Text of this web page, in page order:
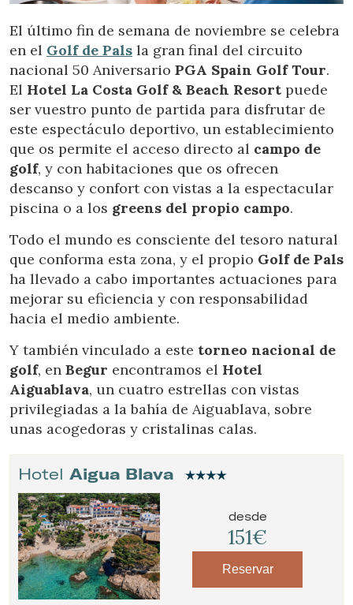
El último fin de semana de noviembre se celebra
en el Golf de Pals la gran final del circuito
nacional 50 Aniversario PGA Spain Golf Tour.
El Hotel La Costa Golf & Beach Resort puede
ser vuestro punto de partida para disfrutar de
este espectáculo deportivo, un establecimiento
que os permite el acceso directo al campo de
golf, y con habitaciones que os ofrecen
descanso y confort con vistas a la espectacular
piscina o a los greens del propio campo.
Todo el mundo es consciente del tesoro natural
que conforma esta zona, y el propio Golf de Pals
ha llevado a cabo importantes actuaciones para
mejorar su eficiencia y con responsabilidad
hacia el medio ambiente.
Y también vinculado a este torneo nacional de
golf, en Begur encontramos el Hotel
Aiguablava, un cuatro estrellas con vistas
privilegiadas a la bahía de Aiguablava, sobre
unas acogedoras y cristalinas calas.
Hotel Aigua Blava
desde
151€
Reservar
Modificar cookies